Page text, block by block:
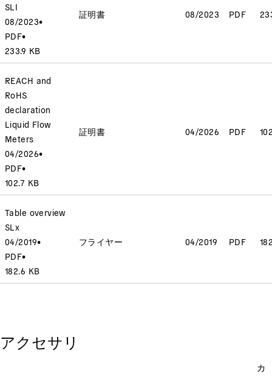
SLI
08/2023•
PDF•
233.9 KB
証明書 08/2023 PDF
REACH and
RoHS
declaration
Liquid Flow
Meters
04/2026•
PDF•
102.7 KB
証明書 04/2026 PDF
Table overview
SLx
04/2019•
PDF•
182.6 KB
フライヤー 04/2019 PDF
アクセサリ
カ